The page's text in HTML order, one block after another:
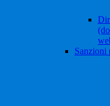
Sanzioni